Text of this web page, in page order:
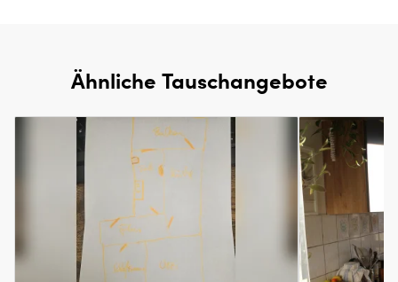
Ähnliche Tauschangebote